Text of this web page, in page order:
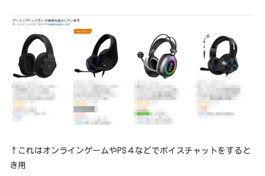
↑これはオンラインゲームやPS４などでボイスチャットをすると
き用